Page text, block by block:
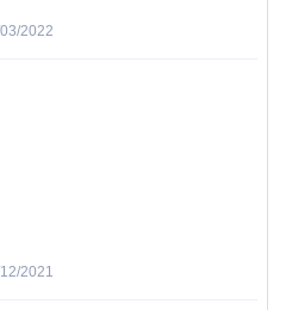
2022
2021